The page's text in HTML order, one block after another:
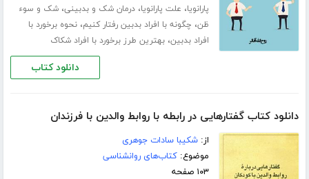
پارانویا، علت پارانویا،درمان شک و بدبینی،شک و سوء
ظن، چگونه با افراد بدبین رفتار کنیم،نحوه برخورد با
افراد بدبین،بهترین طرز برخورد با افراد شکاک
دانلود کتاب
دانلود کتاب گفتارهایی در رابطه با روابط والدین با فرزندان
از:شکیبا سادات جوهری
موضوع:کتاب‌های روانشناسی
۱۰۳ صفحه